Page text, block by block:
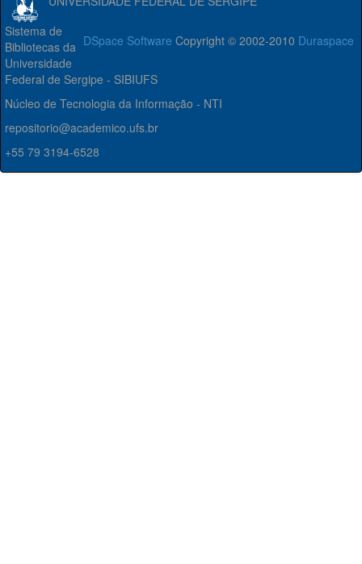
DSpace Software Copyright © 2002-2010 Duraspace
Sistema de
Bibliotecas da
Universidade
Federal de Sergipe - SIBIUFS
Núcleo de Tecnologia da Informação - NTI
repositorio@academico.ufs.br
+55 79 3194-6528